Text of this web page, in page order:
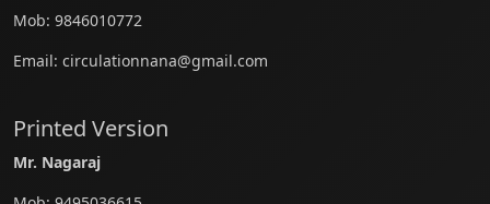
Mob: 9846010772
Email: circulationnana@gmail.com
Printed Version
Mr. Nagaraj